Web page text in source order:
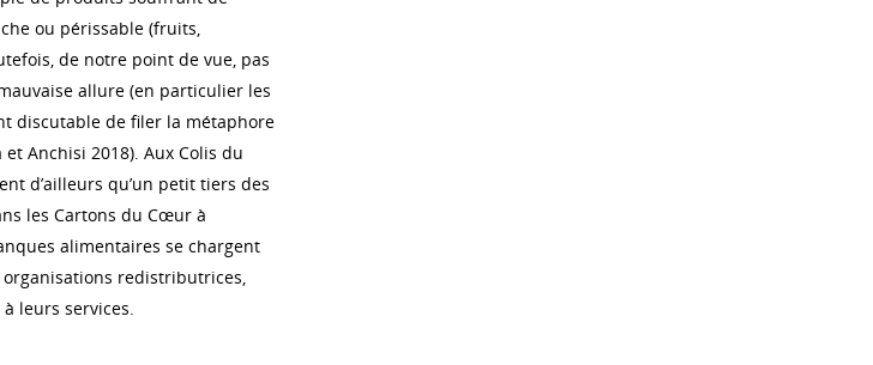
ou périssable (fruits,
de notre point de vue, pas
allure (en particulier les
discutable de filer la métaphore
Anchisi 2018). Aux Colis du
d’ailleurs qu’un petit tiers des
les Cartons du Cœur à
alimentaires se chargent
redistributrices,
leurs services.